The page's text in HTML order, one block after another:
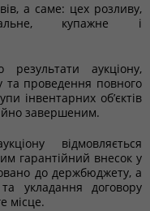
а саме: цех розливу,
купажне і
аукціону,
та проведення повного
інвентарних об’єктів
завершеним.
відмовляється
гарантійний внесок у
до держбюджету, а
укладання договору
місце.